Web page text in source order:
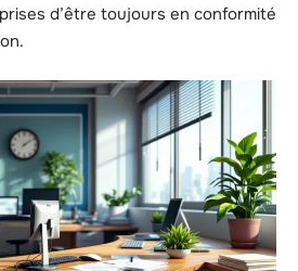
d’être toujours en conformité